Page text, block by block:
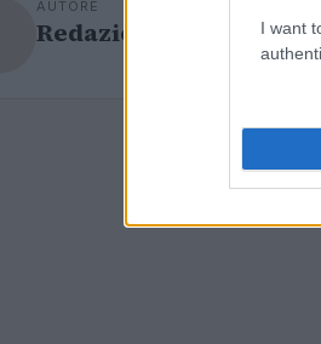
I want
AUTORE
Redazione Sport